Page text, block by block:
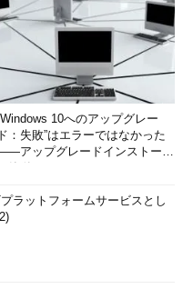
10へのアップグレー
ド：失敗”はエラーではなかった
アップグレードインストール
ラットフォームサービスとし